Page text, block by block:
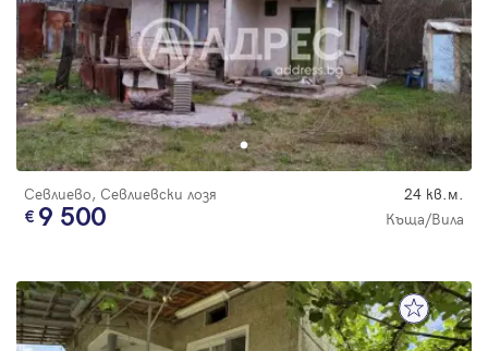
Севлиево, Севлиевски лозя 24 кв.м.
9 500 Къща/Вила